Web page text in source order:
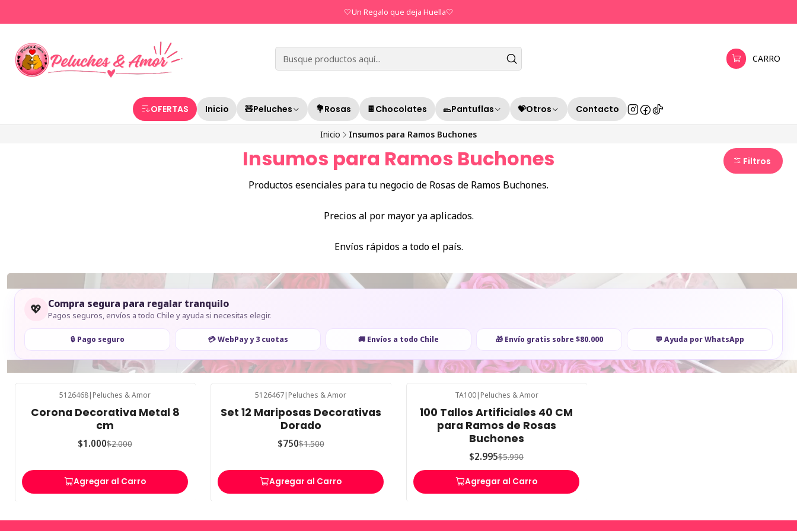
CARRO
OFERTAS Inicio 🧸Peluches 💐Rosas 🍫Chocolates 🥿Pantuflas 💝Otros Contacto
🤍Un Regalo que deja Huella🤍
Inicio Insumos para Ramos Buchones
Insumos para Ramos Buchones
Productos esenciales para tu negocio de Rosas de Ramos Buchones.
Precios al por mayor ya aplicados.
Envíos rápidos a todo el país.
Filtros
💖 Compra segura para regalar tranquilo
Pagos seguros, envíos a todo Chile y ayuda si necesitas elegir.
🔒 Pago seguro 💳 WebPay y 3 cuotas 🚚 Envíos a todo Chile 🎁 Envío gratis sobre $80.000 💬 Ayuda por WhatsApp
5126468| Peluches & Amor
Corona Decorativa Metal 8
cm
$1.000$2.000
Agregar al Carro
5126467| Peluches & Amor
Set 12 Mariposas Decorativas
Dorado
$750$1.500
Agregar al Carro
TA100| Peluches & Amor
100 Tallos Artificiales 40 CM
para Ramos de Rosas
Buchones
$2.995$5.990
Agregar al Carro